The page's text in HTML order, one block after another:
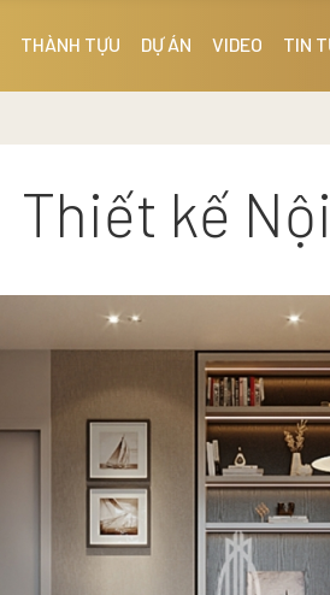
THÀNH TỰU DỰ ÁN VIDEO TIN
Thiết kế